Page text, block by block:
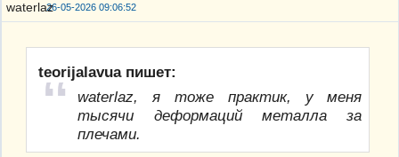
26-05-2026 09:06:52
teorijalavua пишет:
waterlaz, я тоже практик, у меня
тысячи деформаций металла за
плечами.